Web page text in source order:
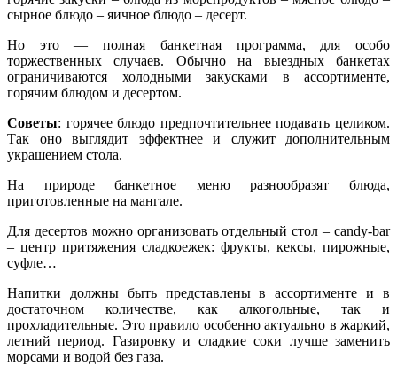
сырное блюдо – яичное блюдо – десерт.
Но это — полная банкетная программа, для особо
торжественных случаев. Обычно на выездных банкетах
ограничиваются холодными закусками в ассортименте,
горячим блюдом и десертом.
Советы: горячее блюдо предпочтительнее подавать целиком.
Так оно выглядит эффектнее и служит дополнительным
украшением стола.
На природе банкетное меню разнообразят блюда,
приготовленные на мангале.
Для десертов можно организовать отдельный стол – candy-bar
– центр притяжения сладкоежек: фрукты, кексы, пирожные,
суфле…
Напитки должны быть представлены в ассортименте и в
достаточном количестве, как алкогольные, так и
прохладительные. Это правило особенно актуально в жаркий,
летний период. Газировку и сладкие соки лучше заменить
морсами и водой без газа.